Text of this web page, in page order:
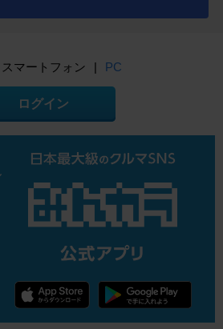
スマートフォン | PC
ログイン